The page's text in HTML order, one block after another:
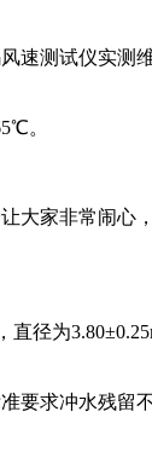
速测试仪实测
。
家非常闹心
为
要求冲水残留